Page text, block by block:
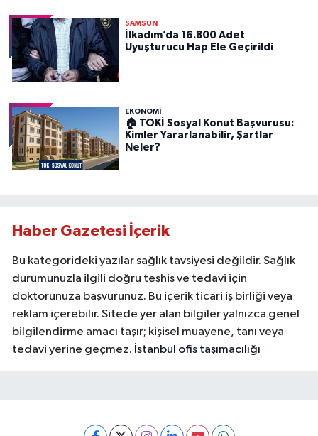
SAMSUN
İlkadım’da 16.800 Adet
Uyuşturucu Hap Ele Geçirildi
EKONOMİ
🏠 TOKİ Sosyal Konut Başvurusu:
Kimler Yararlanabilir, Şartlar
Neler?
Haber Gazetesi İçerik
Bu kategorideki yazılar sağlık tavsiyesi değildir. Sağlık
durumunuzla ilgili doğru teşhis ve tedavi için
doktorunuza başvurunuz. Bu içerik ticari iş birliği veya
reklam içerebilir. Sitede yer alan bilgiler yalnızca genel
bilgilendirme amacı taşır; kişisel muayene, tanı veya
tedavi yerine geçmez. İstanbul ofis taşımacılığı